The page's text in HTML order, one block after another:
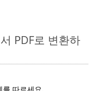
PDF로 변환하